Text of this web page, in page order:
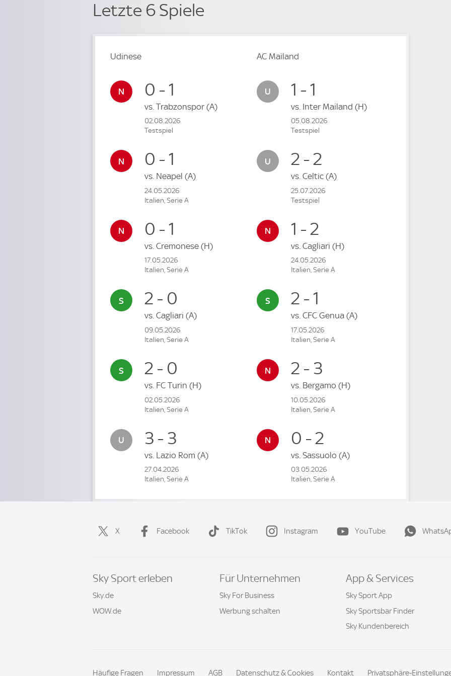
Letzte 6 Spiele
Udinese
0 - 1
vs. Trabzonspor (A)
02.08.2026
Testspiel
0 - 1
vs. Neapel (A)
24.05.2026
Italien, Serie A
0 - 1
vs. Cremonese (H)
17.05.2026
Italien, Serie A
2 - 0
vs. Cagliari (A)
09.05.2026
Italien, Serie A
2 - 0
vs. FC Turin (H)
02.05.2026
Italien, Serie A
3 - 3
vs. Lazio Rom (A)
27.04.2026
Italien, Serie A
AC Mailand
1 - 1
vs. Inter Mailand (H)
05.08.2026
Testspiel
2 - 2
vs. Celtic (A)
25.07.2026
Testspiel
1 - 2
vs. Cagliari (H)
24.05.2026
Italien, Serie A
2 - 1
vs. CFC Genua (A)
17.05.2026
Italien, Serie A
2 - 3
vs. Bergamo (H)
10.05.2026
Italien, Serie A
0 - 2
vs. Sassuolo (A)
03.05.2026
Italien, Serie A
X Facebook TikTok Instagram YouTube
Sky Sport erleben
Sky.de
WOW.de
Für Unternehmen
Sky For Business
Werbung schalten
App & Services
Sky Sport App
Sky Sportsbar Finder
Sky Kundenbereich
Häufige Fragen Impressum AGB Datenschutz & Cookies Kontakt Privatsphäre-